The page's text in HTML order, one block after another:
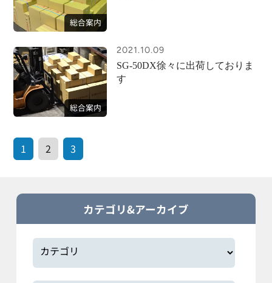
総合案内
総合案内
2021.10.09
SG-50DX徐々に出荷しておりま
す
1 2 3
カテゴリ&アーカイブ
トピックス
TOPICS
旧製品アーカイブ
OLD PRODUCTS
会社案内
お問合わせ